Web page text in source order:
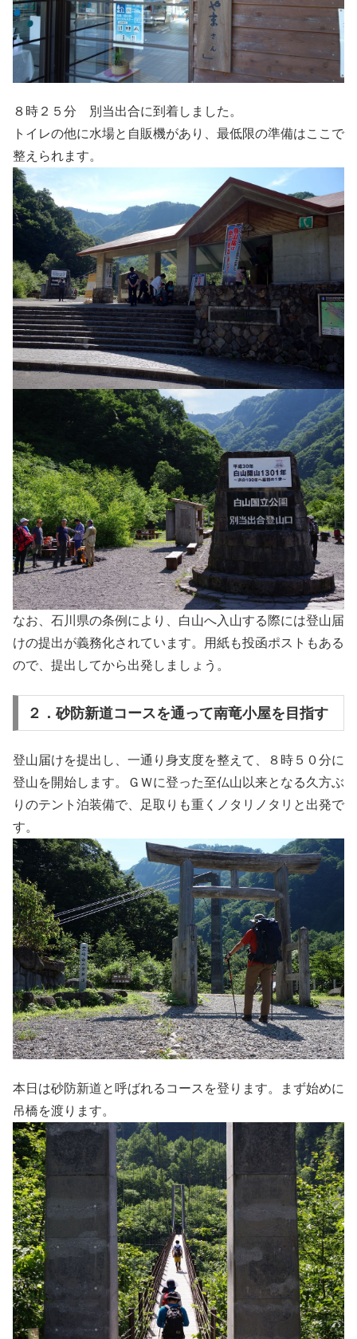
８時２５分 別当出合に到着しました。
トイレの他に水場と自販機があり、最低限の準備はここで
整えられます。
なお、石川県の条例により、白山へ入山する際には登山届
けの提出が義務化されています。用紙も投函ポストもある
ので、提出してから出発しましょう。
２．砂防新道コースを通って南竜小屋を目指す
登山届けを提出し、一通り身支度を整えて、８時５０分に
登山を開始します。ＧＷに登った至仏山以来となる久方ぶ
りのテント泊装備で、足取りも重くノタリノタリと出発で
す。
本日は砂防新道と呼ばれるコースを登ります。まず始めに
吊橋を渡ります。